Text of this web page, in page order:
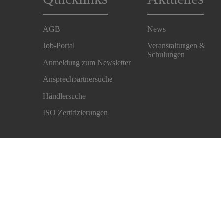
AGB
Job-Portal
Anmeldung zum Newsletter
Ansprechpartnersuche
Händlersuche
ISO Zertifizierungen
News
Veranstaltungen &
Schulungen